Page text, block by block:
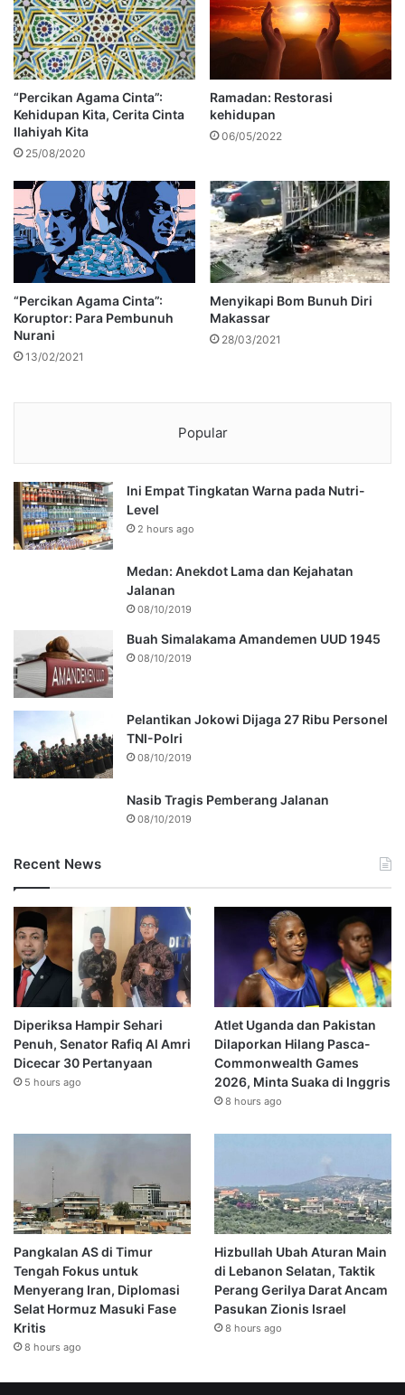
“Percikan Agama Cinta”:
Kehidupan Kita, Cerita Cinta
Ilahiyah Kita
25/08/2020
Ramadan: Restorasi
kehidupan
06/05/2022
“Percikan Agama Cinta”:
Koruptor: Para Pembunuh
Nurani
13/02/2021
Menyikapi Bom Bunuh Diri
Makassar
28/03/2021
Popular
Ini Empat Tingkatan Warna pada Nutri-
Level
2 hours ago
Medan: Anekdot Lama dan Kejahatan
Jalanan
08/10/2019
Buah Simalakama Amandemen UUD 1945
08/10/2019
Pelantikan Jokowi Dijaga 27 Ribu Personel
TNI-Polri
08/10/2019
Nasib Tragis Pemberang Jalanan
08/10/2019
Recent News
Diperiksa Hampir Sehari
Penuh, Senator Rafiq Al Amri
Dicecar 30 Pertanyaan
5 hours ago
Atlet Uganda dan Pakistan
Dilaporkan Hilang Pasca-
Commonwealth Games
2026, Minta Suaka di Inggris
8 hours ago
Pangkalan AS di Timur
Tengah Fokus untuk
Menyerang Iran, Diplomasi
Selat Hormuz Masuki Fase
Kritis
8 hours ago
Hizbullah Ubah Aturan Main
di Lebanon Selatan, Taktik
Perang Gerilya Darat Ancam
Pasukan Zionis Israel
8 hours ago